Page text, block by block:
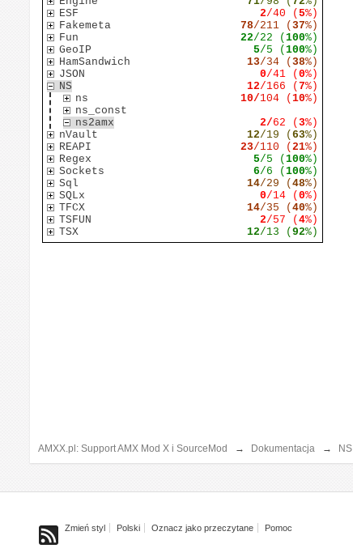
ESF
2/40 (5%)
Fakemeta
78/211 (37%)
Fun
22/22 (100%)
GeoIP
5/5 (100%)
HamSandwich
13/34 (38%)
JSON
0/41 (0%)
NS
12/166 (7%)
ns
10/104 (10%)
ns_const
ns2amx
2/62 (3%)
nVault
12/19 (63%)
REAPI
23/110 (21%)
Regex
5/5 (100%)
Sockets
6/6 (100%)
Sql
14/29 (48%)
SQLx
0/14 (0%)
TFCX
14/35 (40%)
TSFUN
2/57 (4%)
TSX
12/13 (92%)
AMXX.pl: Support AMX Mod X i SourceMod → Dokumentacja → NS
Zmień styl Polski Oznacz jako przeczytane Pomoc